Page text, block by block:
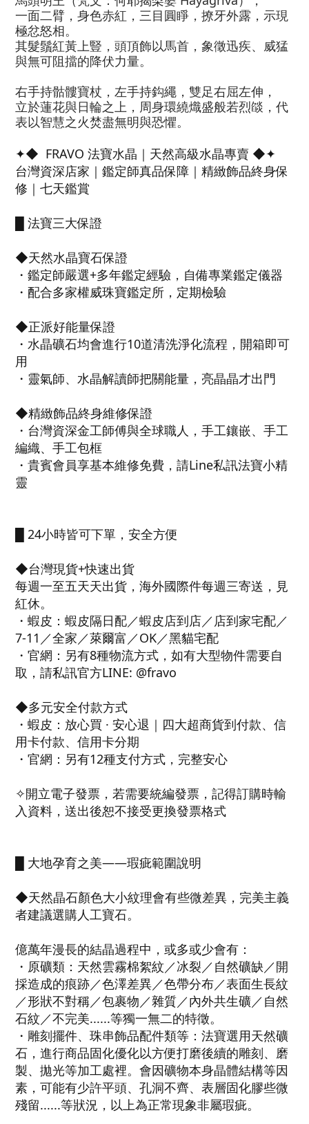
一面二臂，身色赤紅，三目圓睜，撩牙外露，示現
極忿怒相。
其髮鬚紅黃上豎，頭頂飾以馬首，象徵迅疾、威猛
與無可阻擋的降伏力量。
右手持骷髏寶杖，左手持鈎繩，雙足右屈左伸，
立於蓮花與日輪之上，周身環繞熾盛般若烈燄，代
表以智慧之火焚盡無明與恐懼。
✦◆ FRAVO 法寶水晶｜天然高級水晶專賣 ◆✦
台灣資深店家｜鑑定師真品保障｜精緻飾品終身保
修｜七天鑑賞
█ 法寶三大保證
◆天然水晶寶石保證
・鑑定師嚴選+多年鑑定經驗，自備專業鑑定儀器
・配合多家權威珠寶鑑定所，定期檢驗
◆正派好能量保證
・水晶礦石均會進行10道清洗淨化流程，開箱即可
用
・靈氣師、水晶解讀師把關能量，亮晶晶才出門
◆精緻飾品終身維修保證
・台灣資深金工師傅與全球職人，手工鑲嵌、手工
編織、手工包框
・貴賓會員享基本維修免費，請Line私訊法寶小精
靈
█ 24小時皆可下單，安全方便
◆台灣現貨+快速出貨
每週一至五天天出貨，海外國際件每週三寄送，見
紅休。
・蝦皮：蝦皮隔日配／蝦皮店到店／店到家宅配／
7-11／全家／萊爾富／OK／黑貓宅配
・官網：另有8種物流方式，如有大型物件需要自
取，請私訊官方LINE: @fravo
◆多元安全付款方式
・蝦皮：放心買 · 安心退｜四大超商貨到付款、信
用卡付款、信用卡分期
・官網：另有12種支付方式，完整安心
✧開立電子發票，若需要統編發票，記得訂購時輸
入資料，送出後恕不接受更換發票格式
█ 大地孕育之美——瑕疵範圍說明
◆天然晶石顏色大小紋理會有些微差異，完美主義
者建議選購人工寶石。
億萬年漫長的結晶過程中，或多或少會有：
・原礦類：天然雲霧棉絮紋／冰裂／自然礦缺／開
採造成的痕跡／色澤差異／色帶分布／表面生長紋
／形狀不對稱／包裹物／雜質／內外共生礦／自然
石紋／不完美......等獨一無二的特徵。
・雕刻擺件、珠串飾品配件類等：法寶選用天然礦
石，進行商品固化優化以方便打磨後續的雕刻、磨
製、拋光等加工處裡。會因礦物本身晶體結構等因
素，可能有少許平頭、孔洞不齊、表層固化膠些微
殘留......等狀況，以上為正常現象非屬瑕疵。